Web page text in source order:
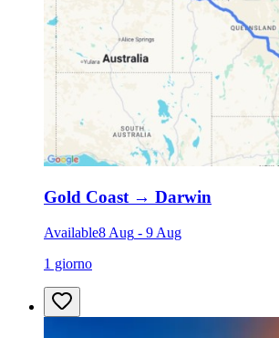
Gold Coast → Darwin
Available8 Aug - 9 Aug
1 giorno